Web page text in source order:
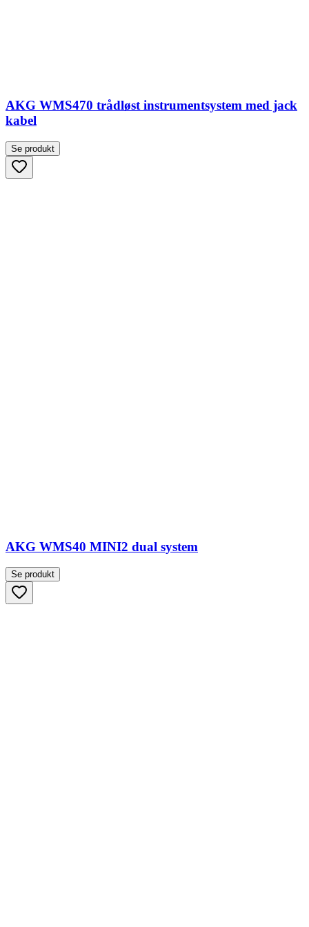
AKG WMS470 trådløst instrumentsystem med jack
kabel
Se produkt
AKG WMS40 MINI2 dual system
Se produkt